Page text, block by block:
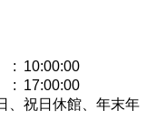
: 10:00:00
: 17:00:00
、祝日休館、年末年